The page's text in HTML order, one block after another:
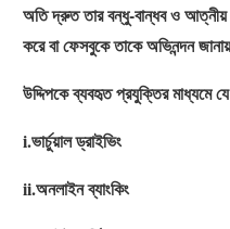
অতি দ্রুত তার বন্ধু-বান্ধব ও
করে বা ফেসবুকে তাকে অভিনন্দন
উদ্দিপকে ব্যবহৃত প্রযুক্তির মাধ্যমে
i.ভার্চুয়াল ড্রাইভিং
ii.অনলাইন ব্যাংকিং